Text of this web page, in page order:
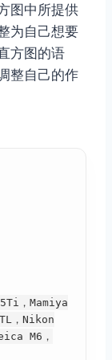
图中所提供
为自己想要
方图的语
整自己的作
，Mamiya
，Nikon
M6，